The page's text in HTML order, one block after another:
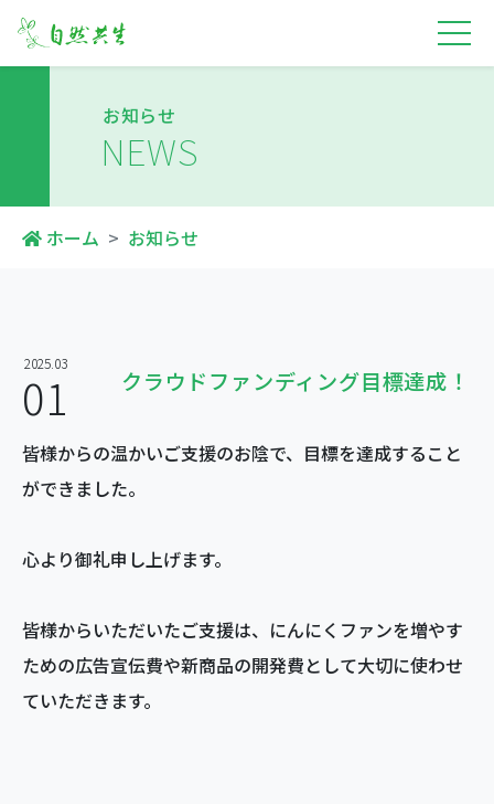
お知らせ
NEWS
ホーム お知らせ
2025.03
01 クラウドファンディング目標達成！
皆様からの温かいご支援のお陰で、目標を達成すること
ができました。
心より御礼申し上げます。
皆様からいただいたご支援は、にんにくファンを増やす
ための広告宣伝費や新商品の開発費として大切に使わせ
ていただきます。